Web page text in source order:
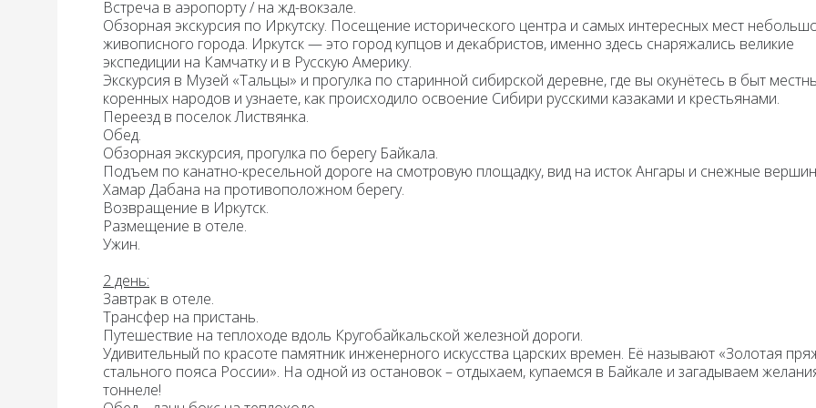
Встреча в аэропорту / на жд-вокзале.
Обзорная экскурсия по Иркутску. Посещение исторического центра и самых интересных мест
живописного города. Иркутск — это город купцов и декабристов, именно здесь снаряжались великие
экспедиции на Камчатку и в Русскую Америку.
Экскурсия в Музей «Тальцы» и прогулка по старинной сибирской деревне, где вы окунётесь в быт
коренных народов и узнаете, как происходило освоение Сибири русскими казаками и крестьянами.
Переезд в поселок Листвянка.
Обед.
Обзорная экскурсия, прогулка по берегу Байкала.
Подъем по канатно-кресельной дороге на смотровую площадку, вид на исток Ангары и снежные
Хамар Дабана на противоположном берегу.
Возвращение в Иркутск.
Размещение в отеле.
Ужин.
2 день:
Завтрак в отеле.
Трансфер на пристань.
Путешествие на теплоходе вдоль Кругобайкальской железной дороги.
Удивительный по красоте памятник инженерного искусства царских времен. Её называют «Золотая
стального пояса России». На одной из остановок – отдыхаем, купаемся в Байкале и загадываем
тоннеле!